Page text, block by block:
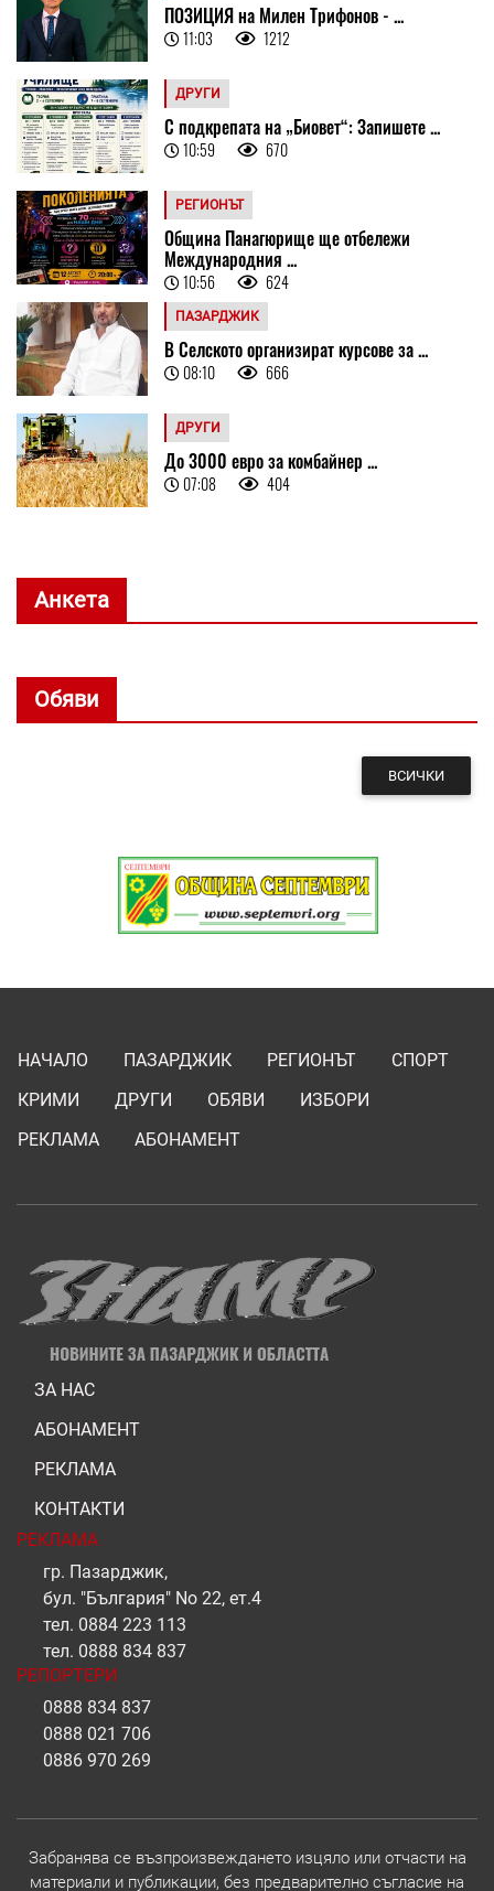
ПОЗИЦИЯ на Милен Трифонов - ...
11:03 1212
ДРУГИ
С подкрепата на „Биовет“: Запишете ...
10:59 670
РЕГИОНЪТ
Община Панагюрище ще отбележи
Международния ...
10:56 624
ПАЗАРДЖИК
В Селското организират курсове за ...
08:10 666
ДРУГИ
До 3000 евро за комбайнер ...
07:08 404
Анкета
Обяви
ВСИЧКИ
НАЧАЛО ПАЗАРДЖИК РЕГИОНЪТ
СПОРТ
КРИМИ
ДРУГИ ОБЯВИ
ИЗБОРИ
РЕКЛАМА
АБОНАМЕНТ
ЗА НАС
АБОНАМЕНТ
РЕКЛАМА
КОНТАКТИ
РЕКЛАМА
гр. Пазарджик,
бул. "България" No 22, ет.4
тел. 0884 223 113
тел. 0888 834 837
РЕПОРТЕРИ
0888 834 837
0888 021 706
0886 970 269
Забранява се възпроизвеждането изцяло или отчасти на
материали и публикации, без предварително съгласие на